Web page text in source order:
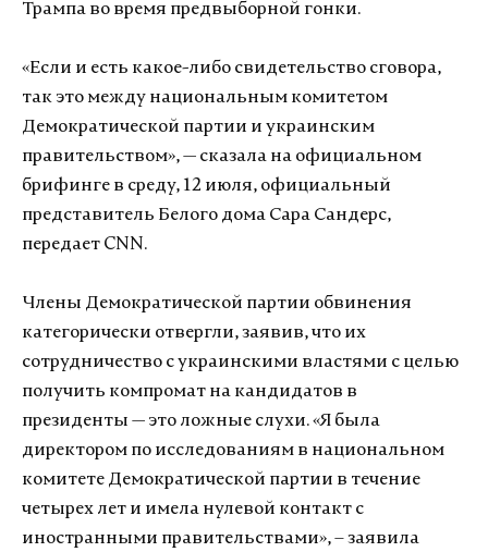
Трампа во время предвыборной гонки.
«Если и есть какое-либо свидетельство сговора,
так это между национальным комитетом
Демократической партии и украинским
правительством», — сказала на официальном
брифинге в среду, 12 июля, официальный
представитель Белого дома Сара Сандерс,
передает CNN.
Члены Демократической партии обвинения
категорически отвергли, заявив, что их
сотрудничество с украинскими властями с целью
получить компромат на кандидатов в
президенты — это ложные слухи. «Я была
директором по исследованиям в национальном
комитете Демократической партии в течение
четырех лет и имела нулевой контакт с
иностранными правительствами», – заявила